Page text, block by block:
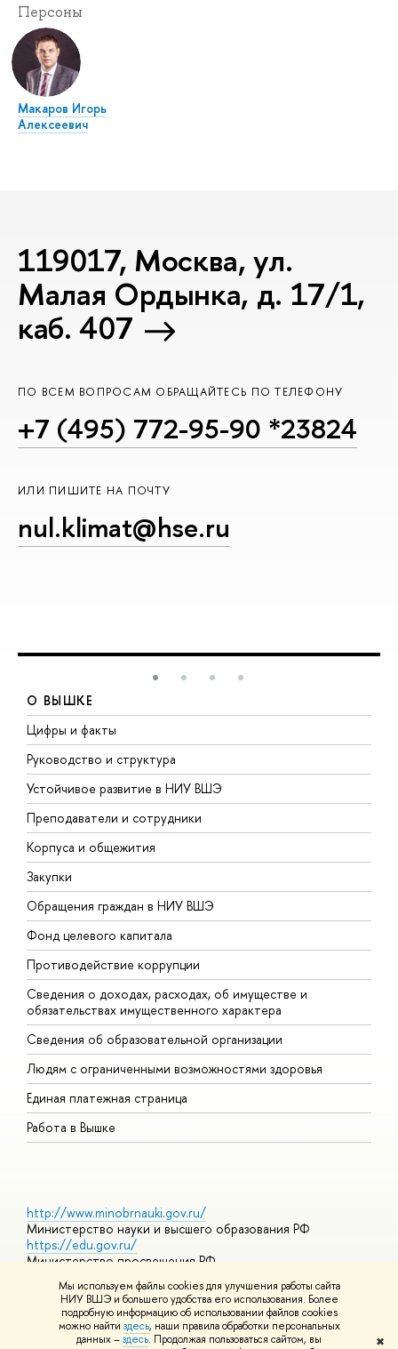
Мы используем файлы cookies для улучшения работы сайта
НИУ ВШЭ и большего удобства его использования. Более
подробную информацию об использовании файлов cookies
можно найти здесь, наши правила обработки персональных
данных –здесь. Продолжая пользоваться сайтом, вы
✖
Персоны
Макаров Игорь
Алексеевич
119017, Москва, ул.
Малая Ордынка, д. 17/1,
каб. 407
ПО ВСЕМ ВОПРОСАМ ОБРАЩАЙТЕСЬ ПО ТЕЛЕФОНУ
+7 (495) 772-95-90 *23824
ИЛИ ПИШИТЕ НА ПОЧТУ
nul.klimat@hse.ru
О ВЫШКЕ
Цифры и факты
Руководство и структура
Устойчивое развитие в НИУ ВШЭ
Преподаватели и сотрудники
Корпуса и общежития
Закупки
Обращения граждан в НИУ ВШЭ
Фонд целевого капитала
Противодействие коррупции
Сведения о доходах, расходах, об имуществе и
обязательствах имущественного характера
Сведения об образовательной организации
Людям с ограниченными возможностями здоровья
Единая платежная страница
Работа в Вышке
http://www.minobrnauki.gov.ru/
Министерство науки и высшего образования РФ
https://edu.gov.ru/
Министерство просвещения РФ
Массовые открытые онлайн-курсы
© НИУ ВШЭ 1993–2026 Адреса и контактыУсловия